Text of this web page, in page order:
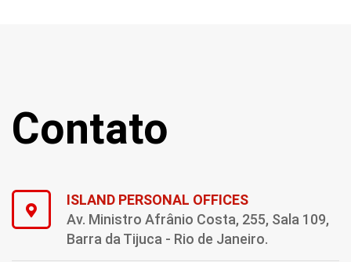
Contato
ISLAND PERSONAL OFFICES
Av. Ministro Afrânio Costa, 255, Sala 109,
Barra da Tijuca - Rio de Janeiro.